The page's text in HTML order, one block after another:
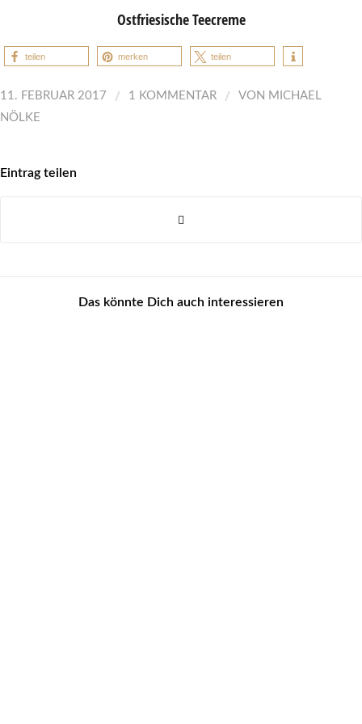
Ostfriesische Teecreme
teilen merken teilen
11. FEBRUAR 2017 / 1 KOMMENTAR / VON MICHAEL
NÖLKE
Eintrag teilen
Das könnte Dich auch interessieren